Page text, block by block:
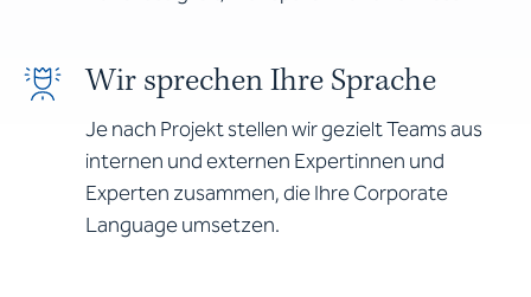
Wir sprechen Ihre Sprache
Je nach Projekt stellen wir gezielt Teams aus
internen und externen Expertinnen und
Experten zusammen, die Ihre Corporate
Language umsetzen.